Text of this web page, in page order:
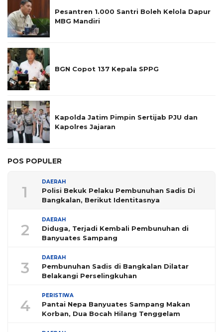
Pesantren 1.000 Santri Boleh Kelola Dapur
MBG Mandiri
BGN Copot 137 Kepala SPPG
Kapolda Jatim Pimpin Sertijab PJU dan
Kapolres Jajaran
POS POPULER
1
DAERAH
Polisi Bekuk Pelaku Pembunuhan Sadis Di
Bangkalan, Berikut Identitasnya
2
DAERAH
Diduga, Terjadi Kembali Pembunuhan di
Banyuates Sampang
3
DAERAH
Pembunuhan Sadis di Bangkalan Dilatar
Belakangi Perselingkuhan
4
PERISTIWA
Pantai Nepa Banyuates Sampang Makan
Korban, Dua Bocah Hilang Tenggelam